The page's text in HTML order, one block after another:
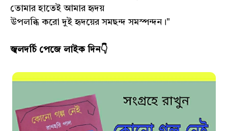
তোমার হাতেই আমার হৃদয়
উপলব্ধি করো দুই হৃদয়ের সমছন্দ সমস্পন্দন।"
জ্বলদর্চি পেজে লাইক দিন👇